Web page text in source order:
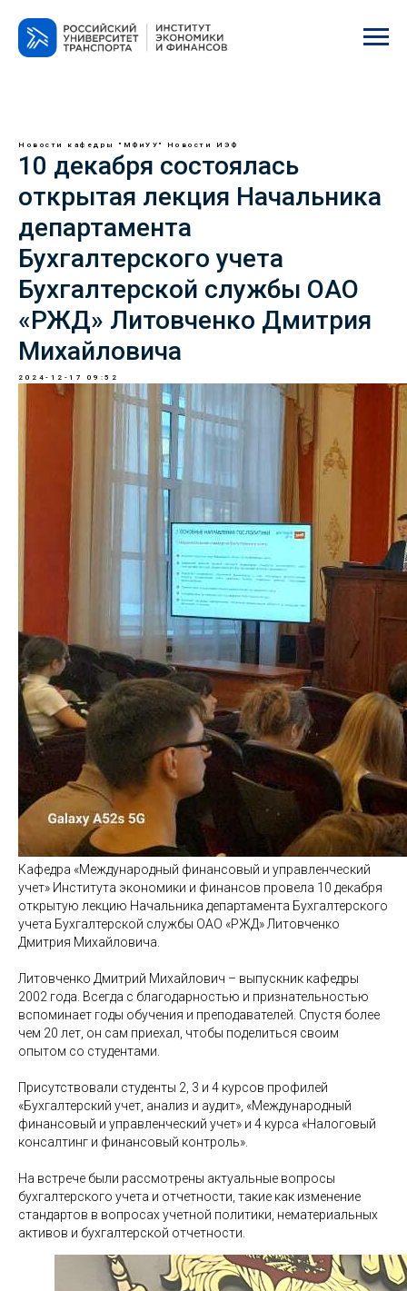
Новости кафедры "МФиУУ" Новости ИЭФ
10 декабря состоялась
открытая лекция Начальника
департамента
Бухгалтерского учета
Бухгалтерской службы ОАО
«РЖД» Литовченко Дмитрия
Михайловича
2024-12-17 09:52
Кафедра «Международный финансовый и управленческий
учет» Института экономики и финансов провела 10 декабря
открытую лекцию Начальника департамента Бухгалтерского
учета Бухгалтерской службы ОАО «РЖД» Литовченко
Дмитрия Михайловича.
Литовченко Дмитрий Михайлович – выпускник кафедры
2002 года. Всегда с благодарностью и признательностью
вспоминает годы обучения и преподавателей. Спустя более
чем 20 лет, он сам приехал, чтобы поделиться своим
опытом со студентами.
Присутствовали студенты 2, 3 и 4 курсов профилей
«Бухгалтерский учет, анализ и аудит», «Международный
финансовый и управленческий учет» и 4 курса «Налоговый
консалтинг и финансовый контроль».
На встрече были рассмотрены актуальные вопросы
бухгалтерского учета и отчетности, такие как изменение
стандартов в вопросах учетной политики, нематериальных
активов и бухгалтерской отчетности.